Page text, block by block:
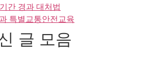
간 경과 대처법
특별교통안전교육
글 모음